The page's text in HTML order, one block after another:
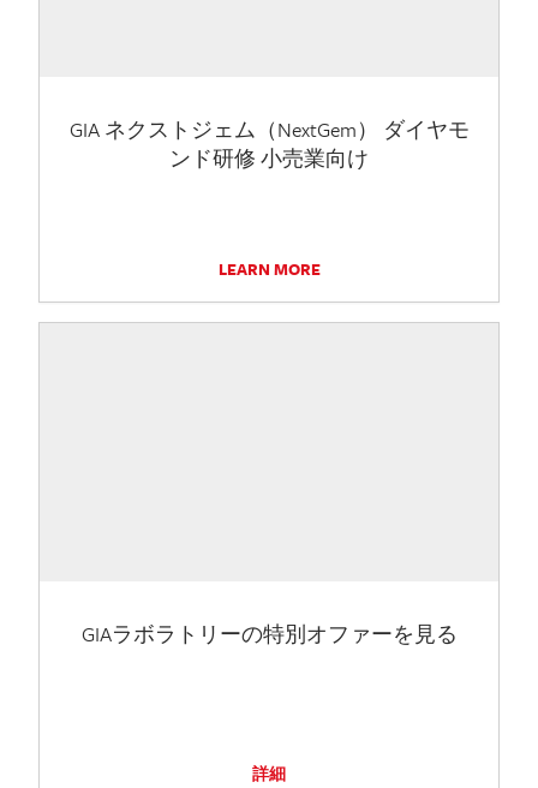
GIA ネクストジェム（NextGem） ダイヤモ
ンド研修 小売業向け
LEARN MORE
GIAラボラトリーの特別オファーを見る
詳細